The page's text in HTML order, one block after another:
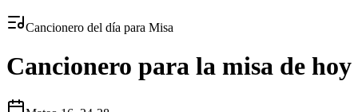
Cancionero del día para Misa
Cancionero para la misa de hoy